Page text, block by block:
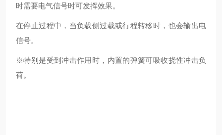
时需要电气信号时可发挥效果。
在停止过程中，当负载侧过载或行程转移时，也会输出电
信号。
※特别是受到冲击作用时，内置的弹簧可吸收挠性冲击负
荷。